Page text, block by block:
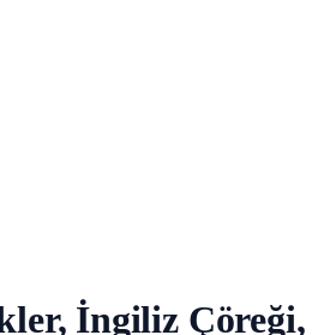
İngiliz Çöreği,